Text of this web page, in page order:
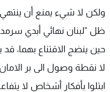
ولكن لا شيء يمنع أن
ظل "لبنان نهائي أبدي
حين ينضج الاقتناع بهما،
لا نقطة وصول الى بر
ابتلوا بأفكار أشخاص لا